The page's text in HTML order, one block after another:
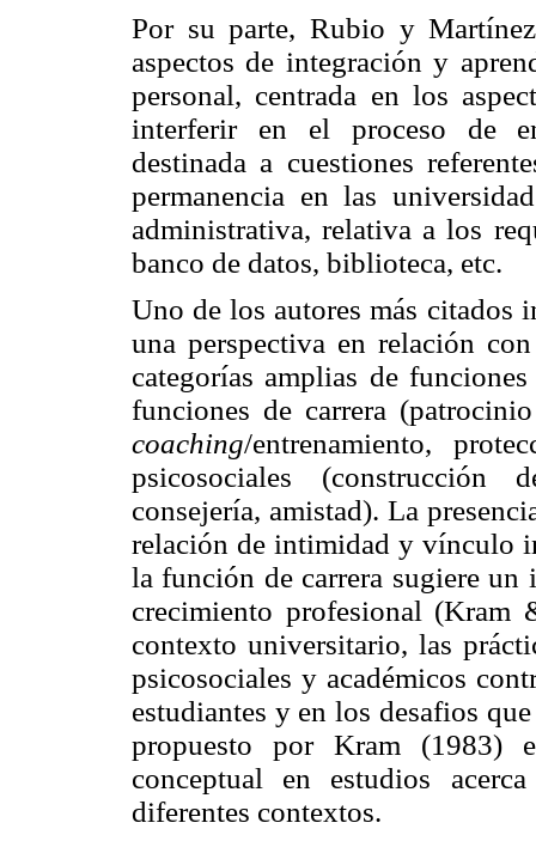
Por su parte, Rubio y
aspectos de integración y
personal, centrada en los
interferir en el proceso de
destinada a cuestiones
permanencia en las
administrativa, relativa a los
banco de datos, biblioteca, etc.
Uno de los autores más citados
una perspectiva en relación
categorías amplias de
funciones de carrera
coaching/entrenamiento,
psicosociales
consejería, amistad). La
relación de intimidad y vínculo
la función de carrera sugiere
crecimiento profesional (Kram
contexto universitario, las
psicosociales y académicos
estudiantes y en los desafios
propuesto por Kram (1983)
conceptual en estudios
diferentes contextos.